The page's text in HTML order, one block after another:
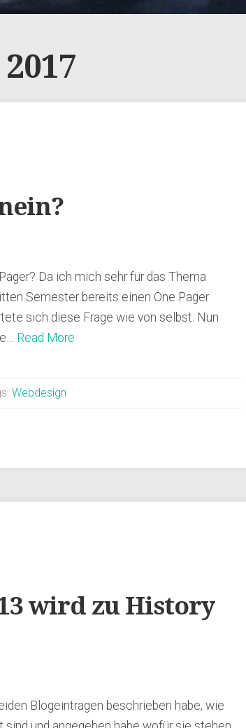
Da ich mich sehr für das Thema
Semester bereits einen One Pager
sich diese Frage wie von selbst. Nun
Read More
Webdesign
wird zu History
Blogeinträgen beschrieben habe, wie